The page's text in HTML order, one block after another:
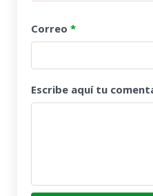
Correo *
Escribe aquí tu